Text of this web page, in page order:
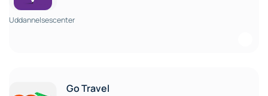
Uddannelsescenter
Go Travel